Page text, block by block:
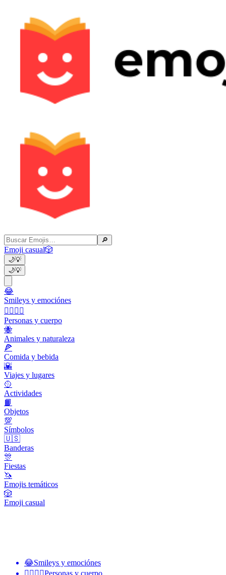
🔎
Emoji casual🎲
🌙💡
🌙💡
😂
Smileys y emociónes
👩‍❤️‍💋‍👨
Personas y cuerpo
🐝
Animales y naturaleza
🍕
Comida y bebida
🌇
Viajes y lugares
🥎
Actividades
📙
Objetos
💯
Símbolos
🇺🇸
Banderas
🎊
Fiestas
🦄
Emojis temáticos
🎲
Emoji casual
😂Smileys y emociónes
👩‍❤️‍💋‍👨Personas y cuerpo